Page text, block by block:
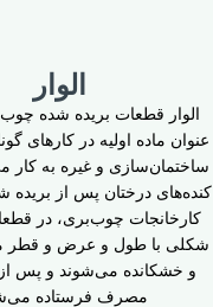
الوار
الوار قطعات بریده شده
عنوان ماده اولیه در کارهای
ساختمان‌سازی و غیره به کار
کنده‌های درختان پس از
کارخانجات چوب‌بری، در
شکلی با طول و عرض و قطر
و خشکانده می‌شوند و پس از
مصرف فرستاده